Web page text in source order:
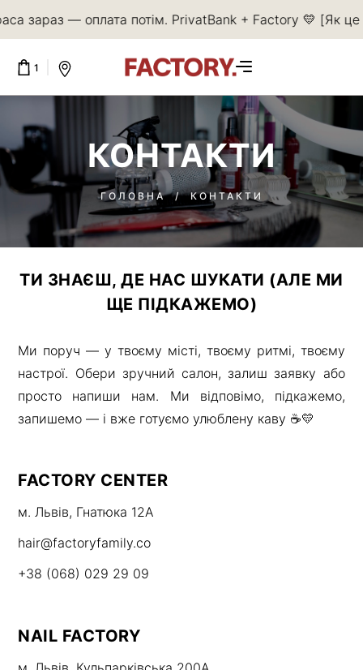
зараз — оплата потім. PrivatBank + Factory 💛 [Як
1
сертифікат - 1000
1 X1 000₴
РАЗОМ: 1 000₴
ПЕРЕГЛЯНУТИ
ОФОРМИТИ
ПОКУПКУ
КОНТАКТИ
ГОЛОВНА/КОНТАКТИ
ТИ ЗНАЄШ, ДЕ НАС ШУКАТИ (АЛЕ МИ
ЩЕ ПІДКАЖЕМО)
Ми поруч — у твоєму місті, твоєму ритмі, твоєму
настрої. Обери зручний салон, залиш заявку або
просто напиши нам. Ми відповімо, підкажемо,
запишемо — і вже готуємо улюблену каву ☕💛
FACTORY CENTER
м. Львів, Гнатюка 12А
hair@factoryfamily.co
+38 (068) 029 29 09
NAIL FACTORY